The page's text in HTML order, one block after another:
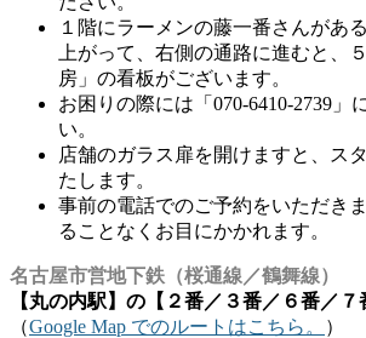
１階にラーメンの藤一番さんがあ
上がって、右側の通路に進むと、
房」の看板がございます。
お困りの際には「070-6410-2739」
い。
店舗のガラス扉を開けますと、ス
たします。
事前の電話でのご予約をいただき
ることなくお目にかかれます。
名古屋市営地下鉄（桜通線／鶴舞線）
【丸の内駅】の【２番／３番／６番／７
（Google Map でのルートはこちら。 ）